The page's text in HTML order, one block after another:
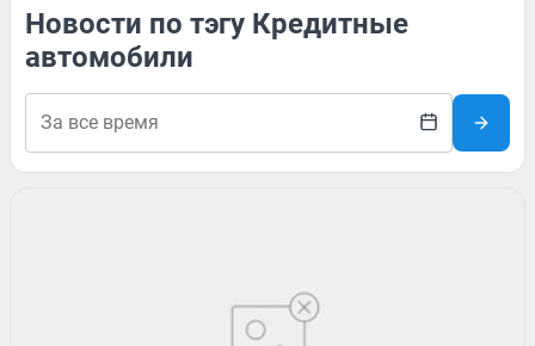
Новости по тэгу Кредитные
автомобили